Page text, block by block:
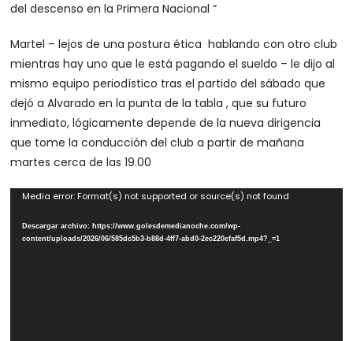
del descenso en la Primera Nacional “
Martel – lejos de una postura ética hablando con otro club
mientras hay uno que le está pagando el sueldo – le dijo al
mismo equipo periodístico tras el partido del sábado que
dejó a Alvarado en la punta de la tabla , que su futuro
inmediato, lógicamente depende de la nueva dirigencia
que tome la conducción del club a partir de mañana
martes cerca de las 19.00
Reproductor
vídeo
Media error: Format(s) not supported or source(s) not found
Descargar archivo: https://www.golesdemedianoche.com/wp-
content/uploads/2026/06/585dc5b3-b88d-4ff7-abd0-2ec220efaf5d.mp4?_=1